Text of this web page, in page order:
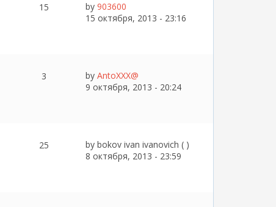
15 by 903600
15 октября, 2013 - 23:16
3 by AntoXXX@
9 октября, 2013 - 20:24
25 by bokov ivan ivanovich ( )
8 октября, 2013 - 23:59